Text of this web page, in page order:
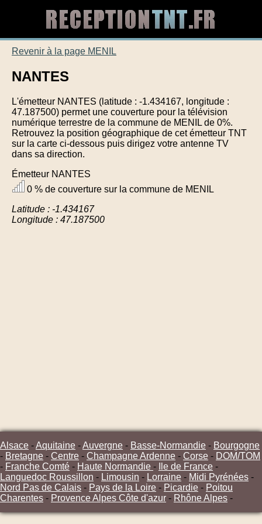
Revenir à la page MENIL
NANTES
L'émetteur NANTES (latitude : -1.434167, longitude :
47.187500) permet une couverture pour la télévision
numérique terrestre de la commune de MENIL de 0%.
Retrouvez la position géographique de cet émetteur TNT
sur la carte ci-dessous puis dirigez votre antenne TV
dans sa direction.
Émetteur NANTES
0 % de couverture sur la commune de MENIL
Latitude : -1.434167
Longitude : 47.187500
Alsace -Aquitaine -Auvergne - Basse-Normandie - Bourgogne
- Bretagne - Centre - Champagne Ardenne - Corse - DOM/TOM
- Franche Comté - Haute Normandie - Ile de France -
Languedoc Roussillon - Limousin - Lorraine - Midi Pyrénées -
Nord Pas de Calais - Pays de la Loire - Picardie - Poitou
Charentes - Provence Alpes Côte d'azur - Rhône Alpes -